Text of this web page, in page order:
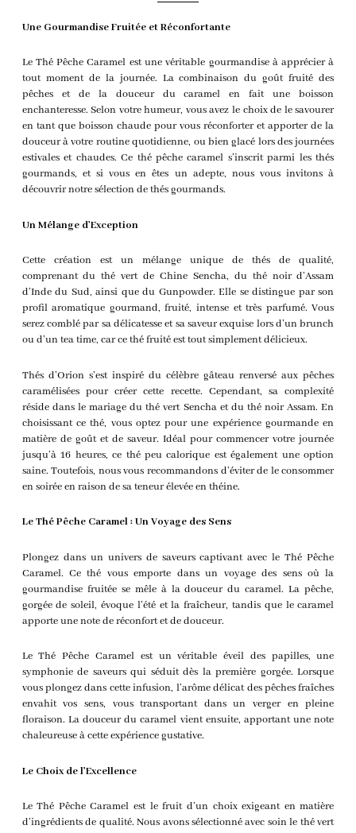
Une Gourmandise Fruitée et Réconfortante
Le Thé Pêche Caramel est une véritable gourmandise à apprécier à
tout moment de la journée. La combinaison du goût fruité des
pêches et de la douceur du caramel en fait une boisson
enchanteresse. Selon votre humeur, vous avez le choix de le savourer
en tant que boisson chaude pour vous réconforter et apporter de la
douceur à votre routine quotidienne, ou bien glacé lors des journées
estivales et chaudes. Ce thé pêche caramel s’inscrit parmi les thés
gourmands, et si vous en êtes un adepte, nous vous invitons à
découvrir notre sélection de thés gourmands.
Un Mélange d’Exception
Cette création est un mélange unique de thés de qualité,
comprenant du thé vert de Chine Sencha, du thé noir d’Assam
d’Inde du Sud, ainsi que du Gunpowder. Elle se distingue par son
profil aromatique gourmand, fruité, intense et très parfumé. Vous
serez comblé par sa délicatesse et sa saveur exquise lors d’un brunch
ou d’un tea time, car ce thé fruité est tout simplement délicieux.
Thés d’Orion s’est inspiré du célèbre gâteau renversé aux pêches
caramélisées pour créer cette recette. Cependant, sa complexité
réside dans le mariage du thé vert Sencha et du thé noir Assam. En
choisissant ce thé, vous optez pour une expérience gourmande en
matière de goût et de saveur. Idéal pour commencer votre journée
jusqu’à 16 heures, ce thé peu calorique est également une option
saine. Toutefois, nous vous recommandons d’éviter de le consommer
en soirée en raison de sa teneur élevée en théine.
Le Thé Pêche Caramel : Un Voyage des Sens
Plongez dans un univers de saveurs captivant avec le Thé Pêche
Caramel. Ce thé vous emporte dans un voyage des sens où la
gourmandise fruitée se mêle à la douceur du caramel. La pêche,
gorgée de soleil, évoque l’été et la fraîcheur, tandis que le caramel
apporte une note de réconfort et de douceur.
Le Thé Pêche Caramel est un véritable éveil des papilles, une
symphonie de saveurs qui séduit dès la première gorgée. Lorsque
vous plongez dans cette infusion, l’arôme délicat des pêches fraîches
envahit vos sens, vous transportant dans un verger en pleine
floraison. La douceur du caramel vient ensuite, apportant une note
chaleureuse à cette expérience gustative.
Le Choix de l’Excellence
Le Thé Pêche Caramel est le fruit d’un choix exigeant en matière
d’ingrédients de qualité. Nous avons sélectionné avec soin le thé vert